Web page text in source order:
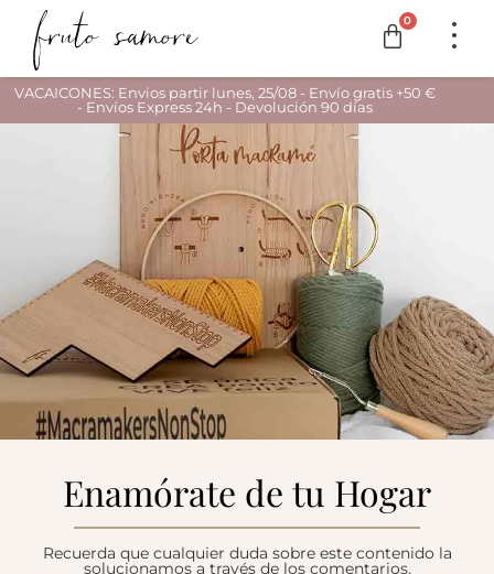
0
VACAICONES: Envios partir lunes, 25/08 - Envío gratis +50 €
- Envíos Express 24h - Devolución 90 días
Enamórate de tu Hogar
Recuerda que cualquier duda sobre este contenido la
solucionamos a través de los comentarios.